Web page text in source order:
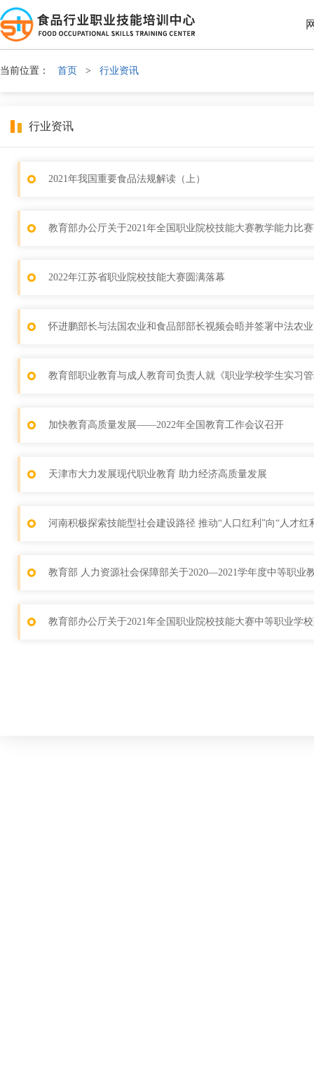
当前位置： 首页 > 行业资讯
行业资讯
2021年我国重要食品法规解读（上）
教育部办公厅关于2021年全国职业院校技能大赛教学能力比
2022年江苏省职业院校技能大赛圆满落幕
怀进鹏部长与法国农业和食品部部长视频会晤并签署中法农
教育部职业教育与成人教育司负责人就《职业学校学生实习
加快教育高质量发展——2022年全国教育工作会议召开
天津市大力发展现代职业教育 助力经济高质量发展
河南积极探索技能型社会建设路径 推动“人口红利”向“人才红
教育部 人力资源社会保障部关于2020—2021学年度中等职业
教育部办公厅关于2021年全国职业院校技能大赛中等职业学